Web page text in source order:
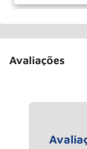
Avaliações